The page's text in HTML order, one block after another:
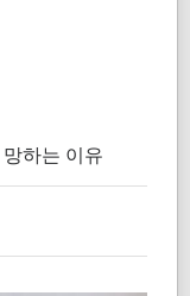
하는 이유